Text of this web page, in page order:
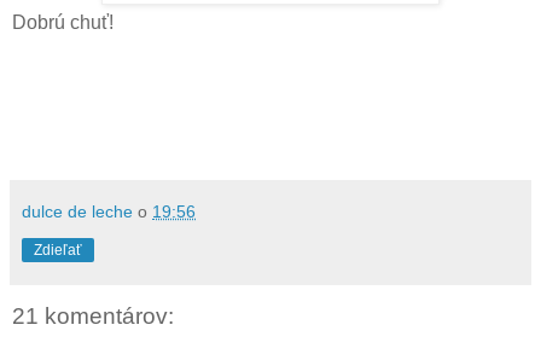
Dobrú chuť!
dulce de leche o 19:56
Zdieľať
21 komentárov: